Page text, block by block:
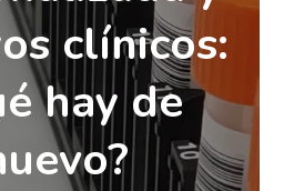
clínicos:
hay de